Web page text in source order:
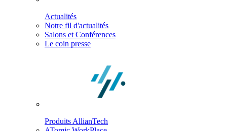
Actualités
Notre fil d'actualités
Salons et Conférences
Le coin presse
Produits AllianTech